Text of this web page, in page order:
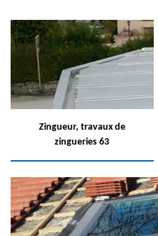
Zingueur, travaux de
zingueries 63